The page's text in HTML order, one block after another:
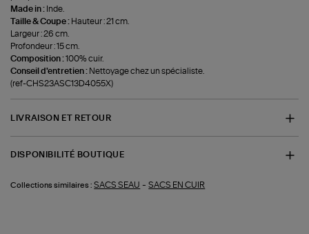
Made in : Inde.
Taille & Coupe : Hauteur : 21 cm.
Largeur : 26 cm.
Profondeur : 15 cm.
Composition :100% cuir.
Conseil d'entretien : Nettoyage chez un spécialiste.
(ref-CHS23ASC13D4055X)
LIVRAISON ET RETOUR
DISPONIBILITÉ BOUTIQUE
Collections similaires : SACS SEAU -SACS EN CUIR